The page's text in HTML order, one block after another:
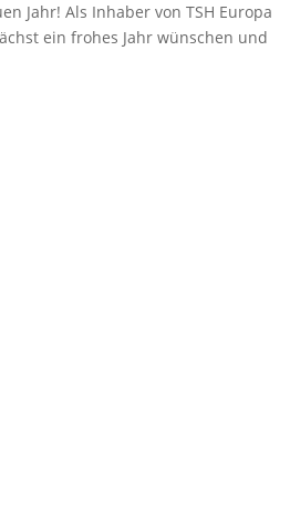
Jahr! Als Inhaber von TSH Europa
ein frohes Jahr wünschen und